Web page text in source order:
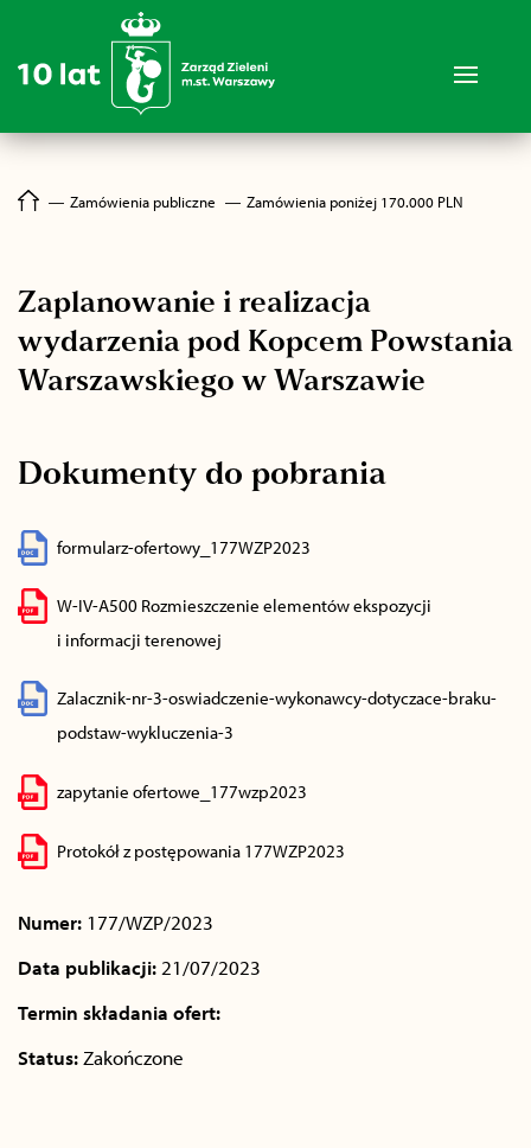
― Zamówienia publiczne ― Zamówienia poniżej 170.000 PLN
Zaplanowanie i realizacja
wydarzenia pod Kopcem Powstania
Warszawskiego w Warszawie
Dokumenty do pobrania
formularz-ofertowy_177WZP2023
W-IV-A500 Rozmieszczenie elementów ekspozycji
i informacji terenowej
Zalacznik-nr-3-oswiadczenie-wykonawcy-dotyczace-braku-
podstaw-wykluczenia-3
zapytanie ofertowe_177wzp2023
Protokół z postępowania 177WZP2023
Numer: 177/WZP/2023
Data publikacji: 21/07/2023
Termin składania ofert:
Status: Zakończone